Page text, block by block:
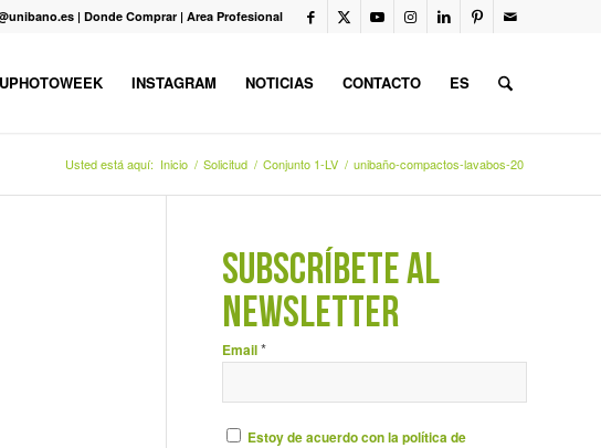
| Donde Comprar | Area Profesional
UPHOTOWEEK INSTAGRAM NOTICIAS CONTACTO ES
Usted está aquí: Inicio / Solicitud / Conjunto 1-LV / unibaño-compactos-lavabos-20
SUBSCRÍBETE AL
NEWSLETTER
Email*
Estoy de acuerdo con la política de